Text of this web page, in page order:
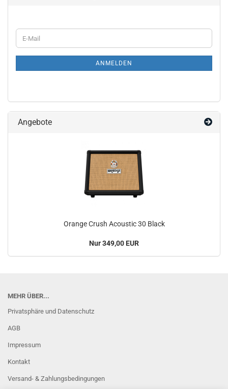
WEITER
ZUR
E-
Mail
ANMELDEN
Angebote
Orange Crush Acoustic 30 Black
Nur 349,00 EUR
MEHR ÜBER...
Privatsphäre und Datenschutz
AGB
Impressum
Kontakt
Versand- & Zahlungsbedingungen